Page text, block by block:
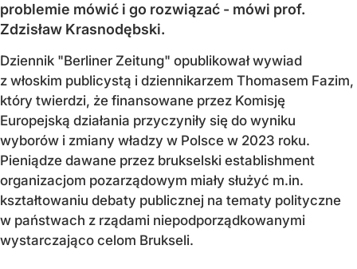
problemie mówić i go rozwiązać - mówi prof.
Zdzisław Krasnodębski.
Dziennik "Berliner Zeitung" opublikował wywiad
z włoskim publicystą i dziennikarzem Thomasem Fazim,
który twierdzi, że finansowane przez Komisję
Europejską działania przyczyniły się do wyniku
wyborów i zmiany władzy w Polsce w 2023 roku.
Pieniądze dawane przez brukselski establishment
organizacjom pozarządowym miały służyć m.in.
kształtowaniu debaty publicznej na tematy polityczne
w państwach z rządami niepodporządkowanymi
wystarczająco celom Brukseli.